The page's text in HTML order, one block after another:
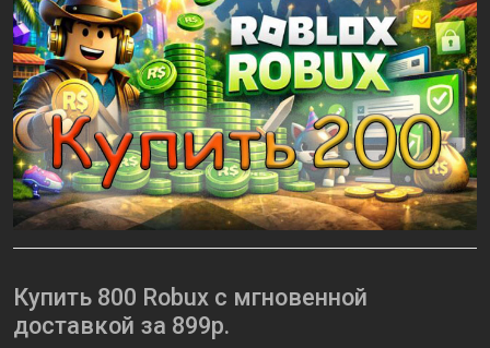
Купить 800 Robux с мгновенной
доставкой за 899р.